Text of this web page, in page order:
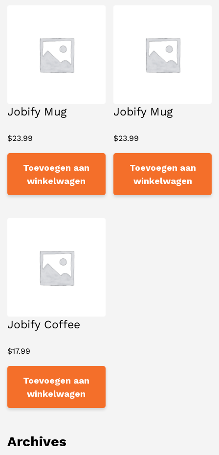
Jobify Mug
$23.99
Toevoegen aan
winkelwagen
Jobify Mug
$23.99
Toevoegen aan
winkelwagen
Jobify Coffee
$17.99
Toevoegen aan
winkelwagen
Archives